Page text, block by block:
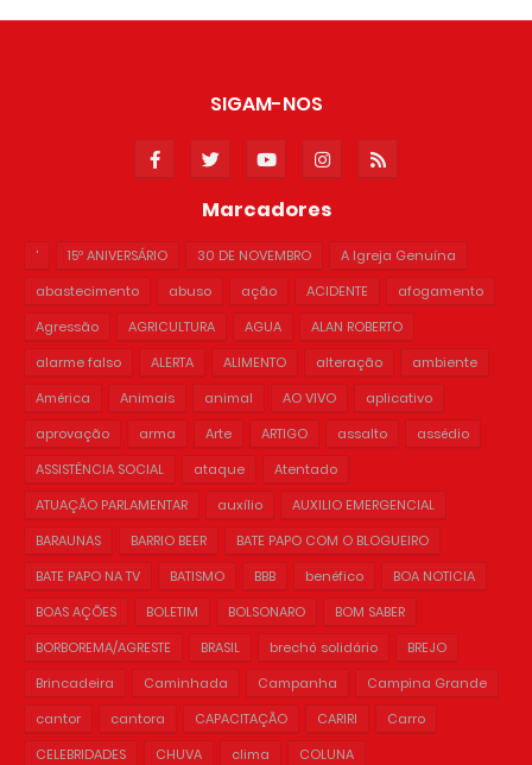
SIGAM-NOS
Marcadores
' 15º ANIVERSÁRIO 30 DE NOVEMBRO
A Igreja Genuína
abastecimento
abuso ação ACIDENTE
afogamento
Agressão
AGRICULTURA AGUA
ALAN ROBERTO
alarme falso
ALERTA ALIMENTO alteração
ambiente
América
Animais animal AO VIVO
aplicativo
aprovação
arma Arte ARTIGO assalto
assédio
ASSISTÊNCIA SOCIAL
ataque
Atentado
ATUAÇÃO PARLAMENTAR
auxílio
AUXILIO EMERGENCIAL
BARAUNAS
BARRIO BEER
BATE PAPO COM O BLOGUEIRO
BATE PAPO NA TV
BATISMO BBB benéfico
BOA NOTICIA
BOAS AÇÕES
BOLETIM BOLSONARO
BOM SABER
BORBOREMA/AGRESTE
BRASIL brechó solidário
BREJO
Brincadeira
Caminhada Campanha
Campina Grande
cantor
cantora CAPACITAÇÃO CARIRI
Carro
CELEBRIDADES
CHUVA clima
COLUNA